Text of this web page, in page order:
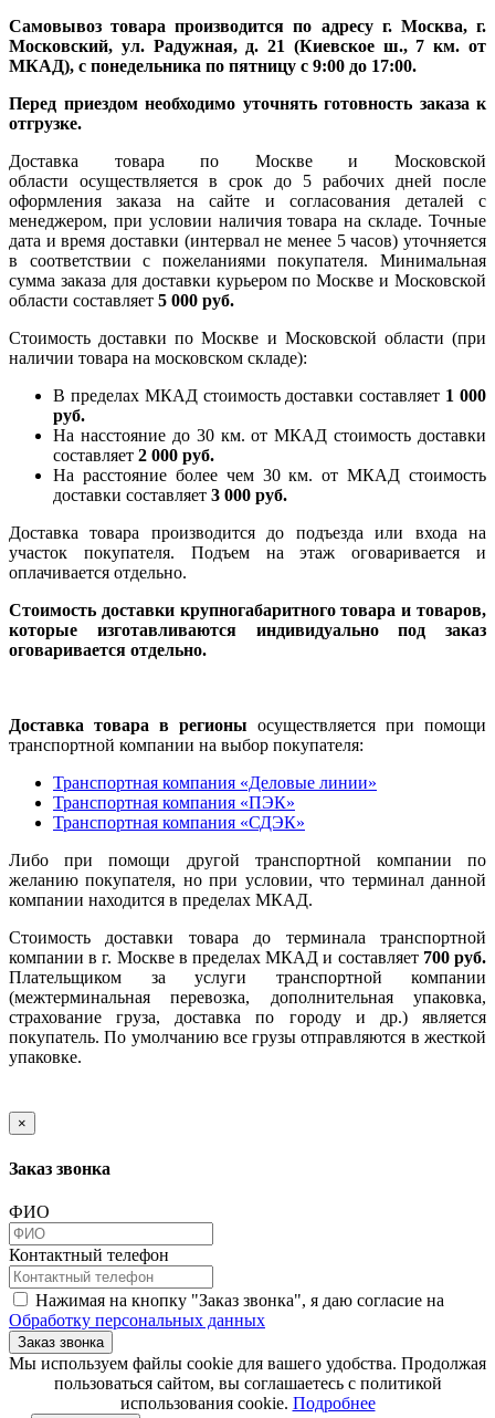
Самовывоз товара производится по адресу г. Москва, г.
Московский, ул. Радужная, д. 21 (Киевское ш., 7 км. от
МКАД), с понедельника по пятницу с 9:00 до 17:00.
Перед приездом необходимо уточнять готовность заказа к
отгрузке.
Доставка товара по Москве и Московской
области осуществляется в срок до 5 рабочих дней после
оформления заказа на сайте и согласования деталей с
менеджером, при условии наличия товара на складе. Точные
дата и время доставки (интервал не менее 5 часов) уточняется
в соответствии с пожеланиями покупателя. Минимальная
сумма заказа для доставки курьером по Москве и Московской
области составляет 5 000 руб.
Стоимость доставки по Москве и Московской области (при
наличии товара на московском складе):
В пределах МКАД стоимость доставки составляет 1 000
руб.
На насcтояние до 30 км. от МКАД стоимость доставки
составляет 2 000 руб.
На расстояние более чем 30 км. от МКАД стоимость
доставки составляет 3 000 руб.
Доставка товара производится до подъезда или входа на
участок покупателя. Подъем на этаж оговаривается и
оплачивается отдельно.
Стоимость доставки крупногабаритного товара и товаров,
которые изготавливаются индивидуально под заказ
оговаривается отдельно.
Доставка товара в регионы осуществляется при помощи
транспортной компании на выбор покупателя:
Транспортная компания «Деловые линии»
Транспортная компания «ПЭК»
Транспортная компания «СДЭК»
Либо при помощи другой транспортной компании по
желанию покупателя, но при условии, что терминал данной
компании находится в пределах МКАД.
Стоимость доставки товара до терминала транспортной
компании в г. Москве в пределах МКАД и составляет 700 руб.
Плательщиком за услуги транспортной компании
(межтерминальная перевозка, дополнительная упаковка,
страхование груза, доставка по городу и др.) является
покупатель. По умолчанию все грузы отправляются в жесткой
упаковке.
×
Заказ звонка
ФИО
Контактный телефон
Нажимая на кнопку "Заказ звонка", я даю согласие на
Обработку персональных данных
Заказ звонка
​​​​​​​Мы используем файлы cookie для вашего удобства. Продолжая
пользоваться сайтом, вы соглашаетесь с политикой
использования cookie.​​​​​​​ Подробнее